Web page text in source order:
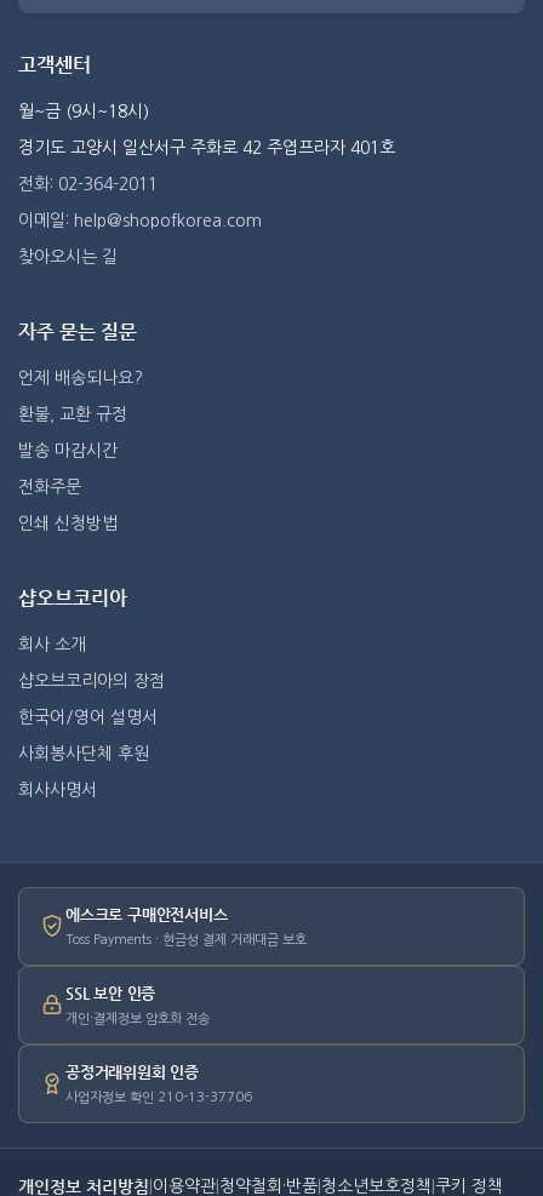
고객센터
월~금 (9시~18시)
경기도 고양시 일산서구 주화로 42 주엽프라자 401호
전화: 02-364-2011
이메일: help@shopofkorea.com
찾아오시는 길
자주 묻는 질문
언제 배송되나요?
환불, 교환 규정
발송 마감시간
전화주문
인쇄 신청방법
샵오브코리아
회사 소개
샵오브코리아의 장점
한국어/영어 설명서
사회봉사단체 후원
회사사명서
에스크로 구매안전서비스
Toss Payments · 현금성 결제 거래대금 보호
SSL 보안 인증
개인·결제정보 암호화 전송
공정거래위원회 인증
사업자정보 확인 210-13-37706
개인정보 처리방침 이용약관 청약철회·반품 청소년보호정책 쿠키 정책